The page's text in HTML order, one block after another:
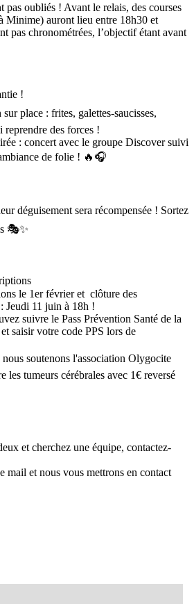
pas oubliés ! Avant le relais, des courses
Minime) auront lieu entre 18h30 et
pas chronométrées, l’objectif étant avant
!
place : frites, galettes-saucisses,
des forces !
: concert avec le groupe Discover suivi
de folie ! 🔥🎧
déguisement sera récompensée ! Sortez
🎭✨
le 1er février et clôture des
Jeudi 11 juin à 18h !
suivre le Pass Prévention Santé de la
saisir votre code PPS lors de
soutenons l'association Olygocite
les tumeurs cérébrales avec 1€ reversé
et cherchez une équipe, contactez-
mail et nous vous mettrons en contact